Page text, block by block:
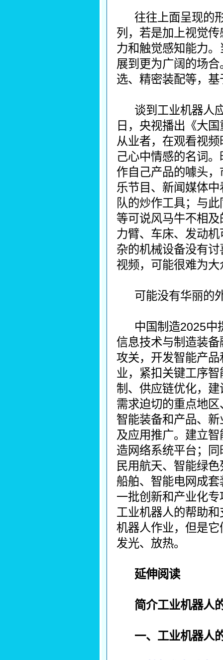
往往上面呈现的
列，若是加上视觉
力和触觉感知能力
展到更为广阔的场
选、精密装配等，
谈到工业机器人
日，央视播出《大
从业者，在观看视
己心中情感的名词
作自己产品的噱头
乐节目、新闻媒体
队的炒作工具；与
等可说风马牛不相
力臂、车床、发动
杂的机械设备没有
视频，可能很难为
可能没有华丽的
中国制造2025中
信息技术与制造装
攻关，开发智能产
业，紧扣关键工序
制、供应链优化，
需求迫切的重点地
智能装备和产品、
及应用推广。建立
造网络系统平台；
民用航天、智能绿
船舶、智能电网成
一批创新和产业化
工业机器人的帮助
机器人作业，但是
发光、放热。
延伸阅读
简介工业机器人
一、工业机器人